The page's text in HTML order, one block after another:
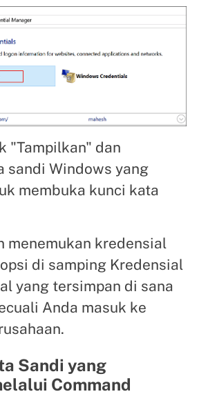
"Tampilkan" dan
sandi Windows yang
membuka kunci kata
menemukan kredensial
di samping Kredensial
yang tersimpan di sana
Anda masuk ke
Sandi yang
Command